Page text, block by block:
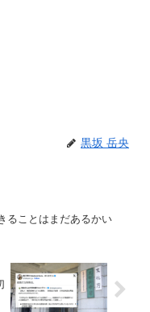
黒坂 岳央
ることはまだあるかい